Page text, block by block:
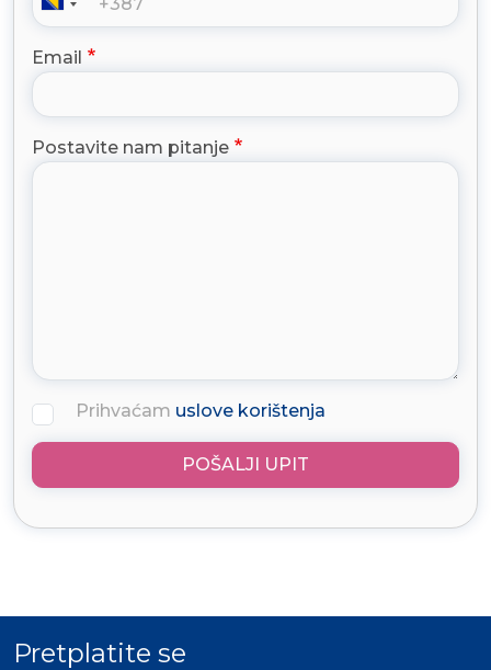
Email
Postavite nam pitanje
Prihvaćam uslove korištenja
POŠALJI UPIT
Pretplatite se